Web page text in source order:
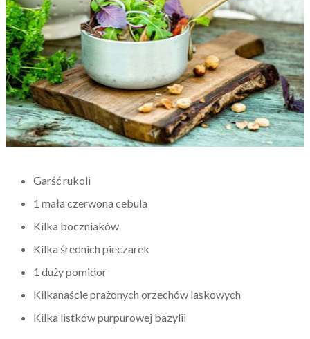
Garść rukoli
1 mała czerwona cebula
Kilka boczniaków
Kilka średnich pieczarek
1 duży pomidor
Kilkanaście prażonych orzechów laskowych
Kilka listków purpurowej bazylii